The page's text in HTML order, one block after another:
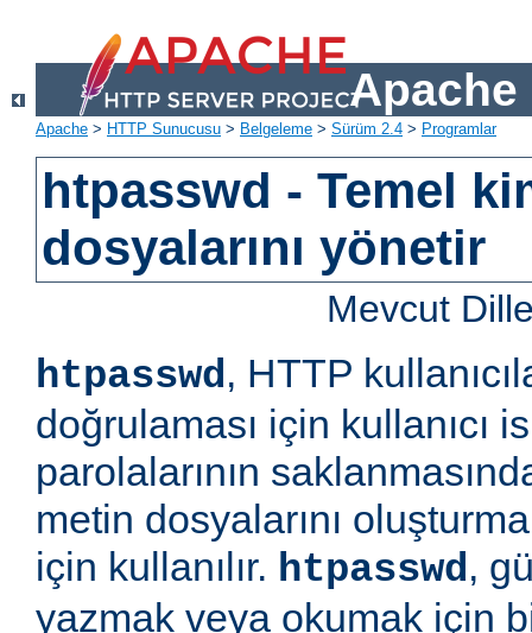
Apache
Apache > HTTP Sunucusu > Belgeleme > Sürüm 2.4 > Programlar
htpasswd - Temel
dosyalarını yönetir
Mevcut
htpasswd, HTTP
doğrulaması için kullanıcı
parolalarının
metin dosyalarını
için kullanılır. htpasswd,
yazmak veya okumak için